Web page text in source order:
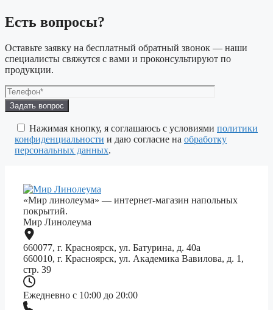
Есть вопросы?
Оставьте заявку на бесплатный обратный звонок — наши
специалисты свяжутся с вами и проконсультируют по
продукции.
Оставьте
это
поле
пустым.
Нажимая кнопку, я соглашаюсь с условиями политики
конфиденциальности и даю согласие на обработку
персональных данных.
«Мир линолеума» — интернет-магазин напольных
покрытий.
Мир Линолеума
660077, г. Красноярск, ул. Батурина, д. 40а
660010, г. Красноярск, ул. Академика Вавилова, д. 1,
стр. 39
Ежедневно с 10:00 до 20:00